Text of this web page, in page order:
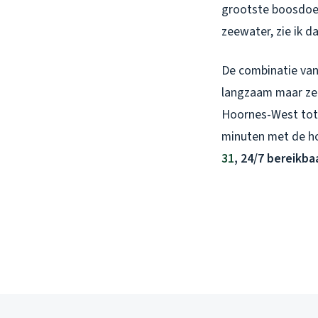
grootste
zeewater, zie ik
De combinatie
langzaam maar
Hoornes-West
minuten met de
31, 24/7